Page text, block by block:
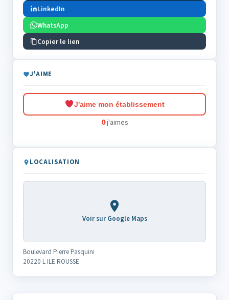
LinkedIn
WhatsApp
Copier le lien
J'AIME
J'aime mon établissement
0j'aimes
LOCALISATION
Voir sur Google Maps
Boulevard Pierre Pasquini
20220 L ILE ROUSSE